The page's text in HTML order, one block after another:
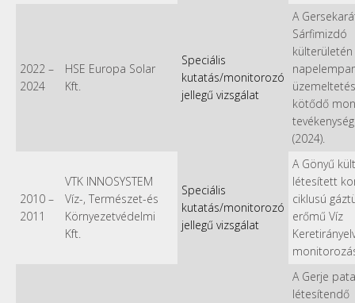
2022 –
2024
HSE Europa Solar
Kft.
Speciális
kutatás/monitorozó
jellegű vizsgálat
A
Sárfimizdó
kötődő
(2024).
2010 –
2011
VTK INNOSYSTEM
Víz-, Természet-és
Környezetvédelmi
Kft.
Speciális
kutatás/monitorozó
jellegű vizsgálat
A Gönyű
létesített
ciklusú
erőmű Víz
A Gerje
létesítendő